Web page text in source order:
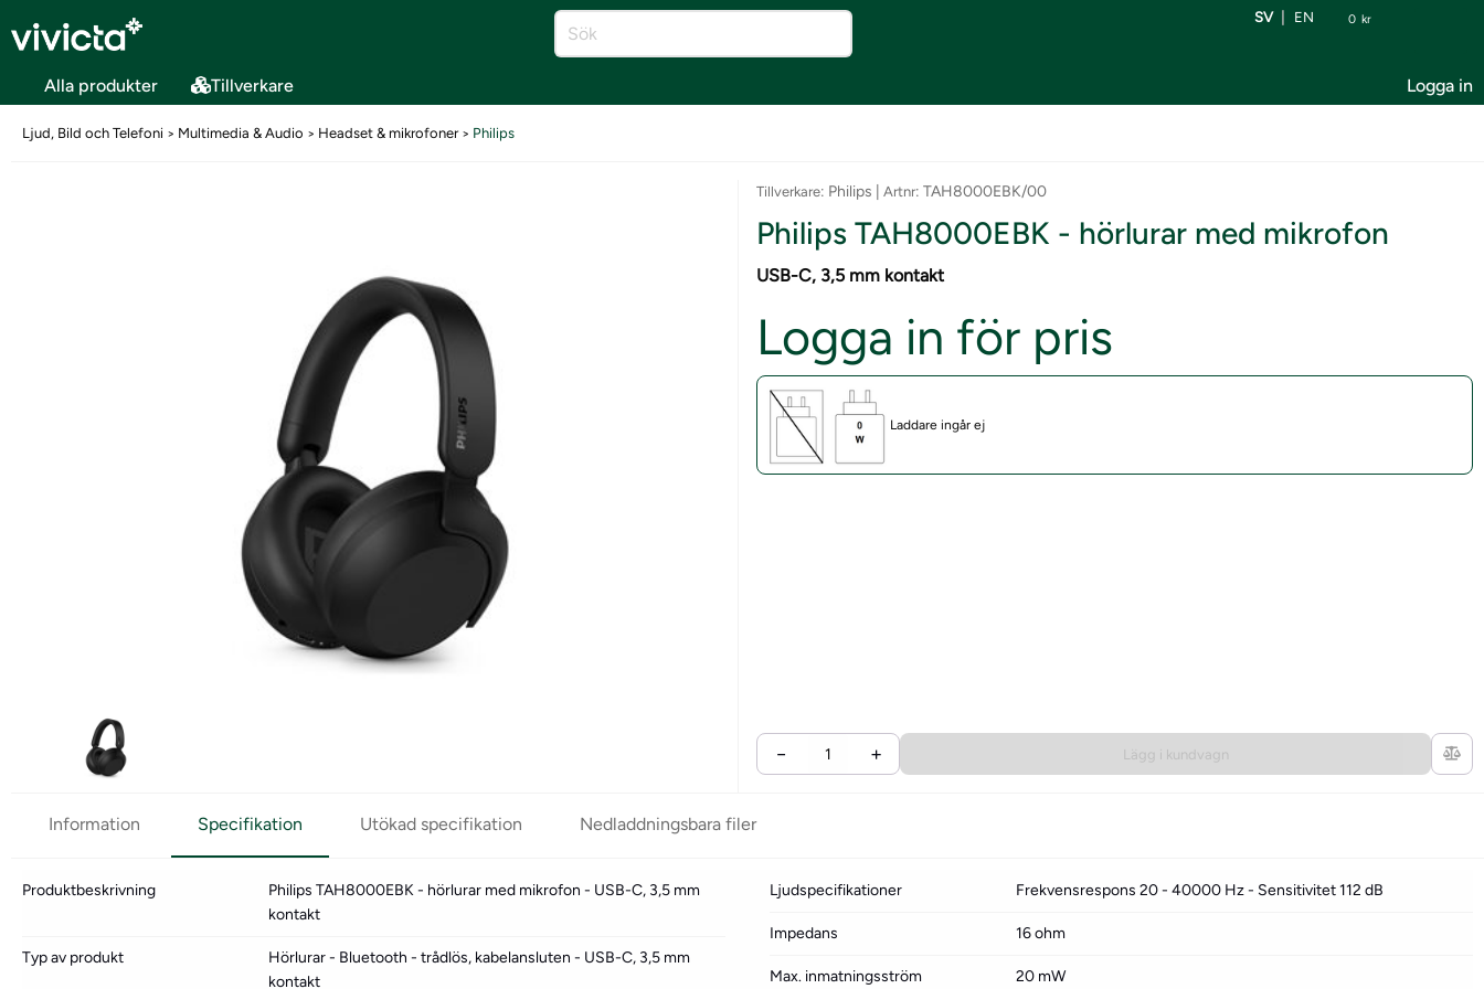
SV EN 0 kr
Alla produkter Tillverkare Logga in
Ljud, Bild och Telefoni > Multimedia & Audio > Headset & mikrofoner> Philips
Tillverkare: Philips | Artnr: TAH8000EBK/00
Philips TAH8000EBK - hörlurar med mikrofon
USB-C, 3,5 mm kontakt
Logga in för pris
Laddare ingår ej
− + Lägg i kundvagn
Information Specifikation Utökad specifikation Nedladdningsbara filer
Produktbeskrivning
Philips TAH8000EBK - hörlurar med mikrofon - USB-C, 3,5 mm
kontakt
Typ av produkt
Hörlurar - Bluetooth - trådlös, kabelansluten - USB-C, 3,5 mm
kontakt
Ljudspecifikationer Frekvensrespons 20 - 40000 Hz - Sensitivitet 112 dB
Impedans 16 ohm
Max. inmatningsström 20 mW